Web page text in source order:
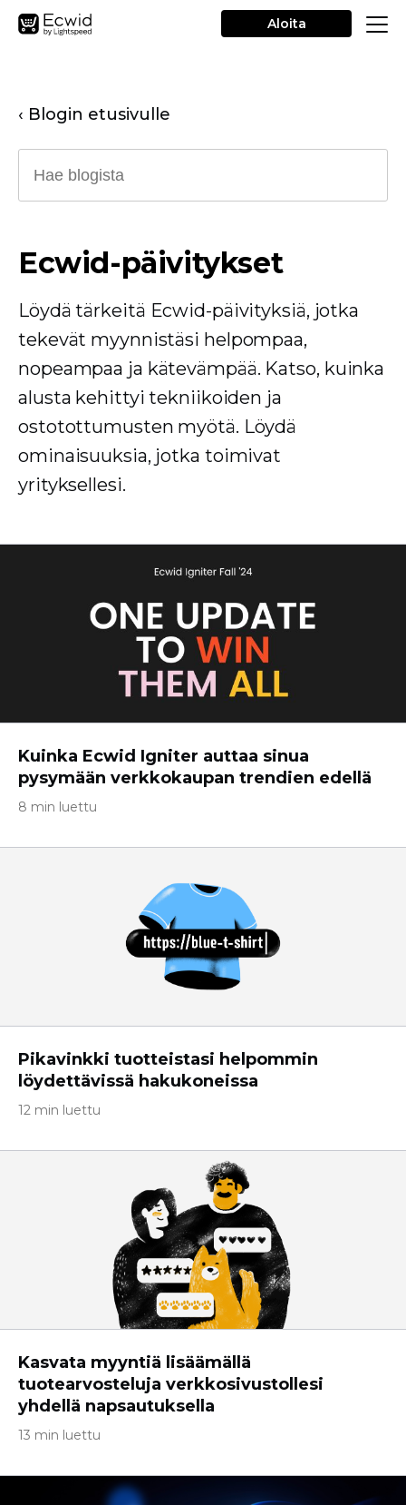
Aloita
‹ Blogin etusivulle
Ecwid-päivitykset
Löydä tärkeitä Ecwid-päivityksiä, jotka
tekevät myynnistäsi helpompaa,
nopeampaa ja kätevämpää. Katso, kuinka
alusta kehittyi tekniikoiden ja
ostotottumusten myötä. Löydä
ominaisuuksia, jotka toimivat
yrityksellesi.
Kuinka Ecwid Igniter auttaa sinua
pysymään verkkokaupan trendien edellä
8 min luettu
Pikavinkki tuotteistasi helpommin
löydettävissä hakukoneissa
12 min luettu
Kasvata myyntiä lisäämällä
tuotearvosteluja verkkosivustollesi
yhdellä napsautuksella
13 min luettu